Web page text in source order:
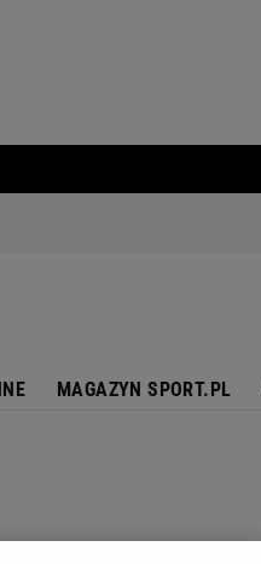
MAGAZYN SPORT.PL